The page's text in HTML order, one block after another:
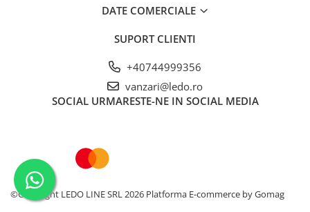
DATE COMERCIALE
SUPORT CLIENTI
+40744999356
vanzari@ledo.ro
SOCIAL URMARESTE-NE IN SOCIAL MEDIA
©Copyright LEDO LINE SRL 2026 Platforma E-commerce by Gomag